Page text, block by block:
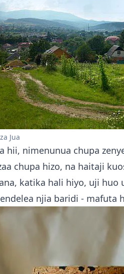
Jua
hii, nimenunua chupa
chupa hizo, na haitaji
katika hali hiyo, uji huo
njia baridi - mafuta